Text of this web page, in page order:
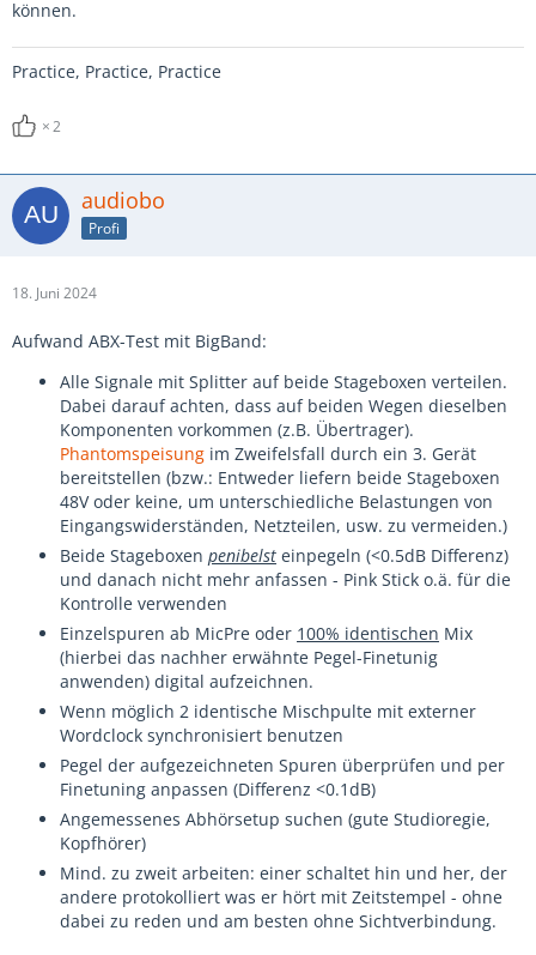
können.
Practice, Practice, Practice
2
audiobo
Profi
18. Juni 2024
Aufwand ABX-Test mit BigBand:
Alle Signale mit Splitter auf beide Stageboxen verteilen.
Dabei darauf achten, dass auf beiden Wegen dieselben
Komponenten vorkommen (z.B. Übertrager).
Phantomspeisung im Zweifelsfall durch ein 3. Gerät
bereitstellen (bzw.: Entweder liefern beide Stageboxen
48V oder keine, um unterschiedliche Belastungen von
Eingangswiderständen, Netzteilen, usw. zu vermeiden.)
Beide Stageboxen penibelst einpegeln (<0.5dB Differenz)
und danach nicht mehr anfassen - Pink Stick o.ä. für die
Kontrolle verwenden
Einzelspuren ab MicPre oder 100% identischen Mix
(hierbei das nachher erwähnte Pegel-Finetunig
anwenden) digital aufzeichnen.
Wenn möglich 2 identische Mischpulte mit externer
Wordclock synchronisiert benutzen
Pegel der aufgezeichneten Spuren überprüfen und per
Finetuning anpassen (Differenz <0.1dB)
Angemessenes Abhörsetup suchen (gute Studioregie,
Kopfhörer)
Mind. zu zweit arbeiten: einer schaltet hin und her, der
andere protokolliert was er hört mit Zeitstempel - ohne
dabei zu reden und am besten ohne Sichtverbindung.